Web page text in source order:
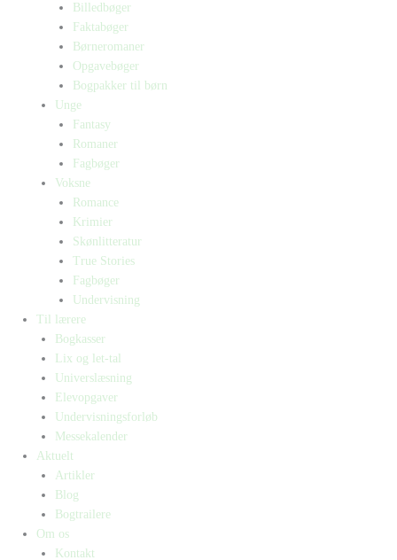
Billedbøger
Faktabøger
Børneromaner
Opgavebøger
Bogpakker til børn
Unge
Fantasy
Romaner
Fagbøger
Voksne
Romance
Krimier
Skønlitteratur
True Stories
Fagbøger
Undervisning
Til lærere
Bogkasser
Lix og let-tal
Universlæsning
Elevopgaver
Undervisningsforløb
Messekalender
Aktuelt
Artikler
Blog
Bogtrailere
Om os
Kontakt